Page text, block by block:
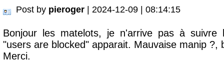
Post by pieroger | 2024-12-09 | 08:14:15
Bonjour les matelots, je n'arrive pas à suivre
"users are blocked" apparait. Mauvaise manip ?,
Merci.